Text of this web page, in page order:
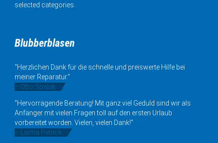
selected categories.
Blubberblasen
“Herzlichen Dank für die schnelle und preiswerte Hilfe bei
meiner Reparatur.”
– Otto Spalek
“Hervorragende Beratung! Mit ganz viel Geduld sind wir als
Anfänger mit vielen Fragen toll auf den ersten Urlaub
vorbereitet worden. Vielen, vielen Dank!”
– Laima Petrick